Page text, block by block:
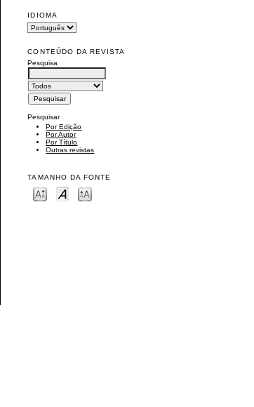
IDIOMA
CONTEÚDO DA REVISTA
Pesquisa
Pesquisar
Por Edição
Por Autor
Por Título
Outras revistas
TAMANHO DA FONTE